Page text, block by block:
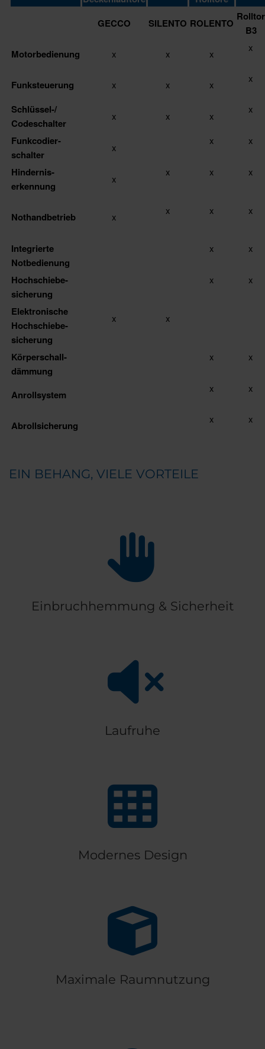
GECCO
SILENTO ROLENTO
Rolltor
B3
Motorbedienung
x x x
x
Funksteuerung x x x
x
Schlüssel-/
Codeschalter
x x x
x
Funkcodier­
schalter
x
x x
Hindernis­
erkennung
x
x x x
Nothandbetrieb x
x x x
Integrierte
Notbedienung
x x
Hochschiebe­
sicherung
x x
Elektronische
Hochschiebe­
sicherung
x x
Körperschall­
dämmung
x x
Anrollsystem
x x
Abrollsicherung
x x
EIN BEHANG, VIELE VORTEILE
Einbruchhemmung & Sicherheit
Laufruhe
Modernes Design
Maximale Raumnutzung